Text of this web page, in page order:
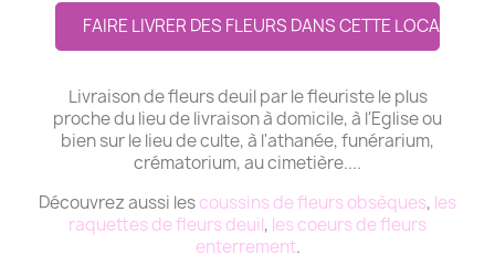
FAIRE LIVRER DES FLEURS DANS CETTE LOCALITE
Livraison de fleurs deuil par le fleuriste le plus
proche du lieu de livraison à domicile, à l'Eglise ou
bien sur le lieu de culte, à l'athanée, funérarium,
crématorium, au cimetière....
Découvrez aussi lescoussins de fleurs obsèques, les
raquettes de fleurs deuil, les coeurs de fleurs
enterrement.